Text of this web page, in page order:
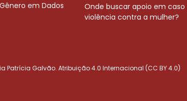
em Dados
Onde buscar apoio em caso
violência contra a mulher?
Patrícia Galvão. Atribuição 4.0 Internacional (CC BY 4.0)